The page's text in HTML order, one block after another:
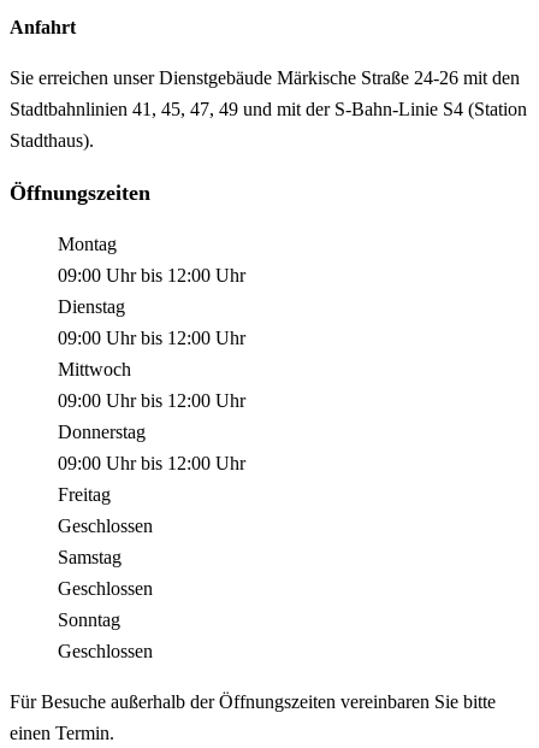
Anfahrt
Sie erreichen unser Dienstgebäude Märkische Straße 24-26 mit den
Stadtbahnlinien 41, 45, 47, 49 und mit der S-Bahn-Linie S4 (Station
Stadthaus).
Öffnungszeiten
Montag
09:00 Uhrbis 12:00 Uhr
Dienstag
09:00 Uhrbis 12:00 Uhr
Mittwoch
09:00 Uhrbis 12:00 Uhr
Donnerstag
09:00 Uhrbis 12:00 Uhr
Freitag
Geschlossen
Samstag
Geschlossen
Sonntag
Geschlossen
Für Besuche außerhalb der Öffnungszeiten vereinbaren Sie bitte
einen Termin.